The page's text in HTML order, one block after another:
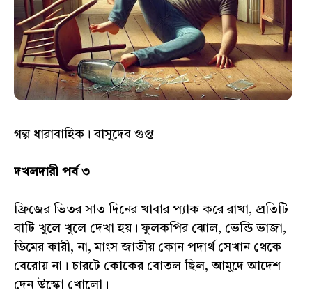
গল্প ধারাবাহিক। বাসুদেব গুপ্ত
দখলদারী পর্ব ৩
ফ্রিজের ভিতর সাত দিনের খাবার প্যাক করে রাখা, প্রতিটি
বাটি খুলে খুলে দেখা হয়। ফুলকপির ঝোল, ভেন্ডি ভাজা,
ডিমের কারী, না, মাংস জাতীয় কোন পদার্থ সেখান থেকে
বেরোয় না। চারটে কোকের বোতল ছিল, আমুদে আদেশ
দেন উস্কো খোলো।